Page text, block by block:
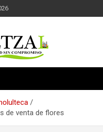
de Cholula
de venta de flores